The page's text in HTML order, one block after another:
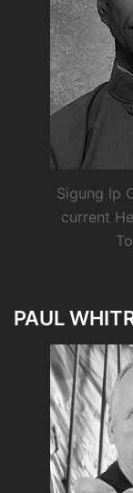
Sigung Ip
current
PAUL